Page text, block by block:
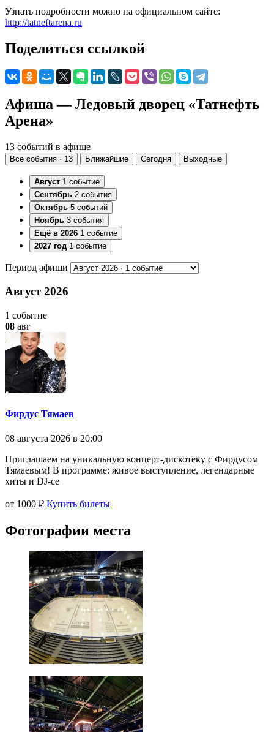
Узнать подробности можно на официальном сайте:
http://tatneftarena.ru
Поделиться ссылкой
Афиша — Ледовый дворец «Татнефть
Арена»
13 событий в афише
Все события · 13 Ближайшие Сегодня Выходные
Август 1 событие
Сентябрь 2 события
Октябрь 5 событий
Ноябрь 3 события
Ещё в 2026 1 событие
2027 год 1 событие
Период афиши
Август 2026
1 событие
08 авг
Фирдус Тямаев
08 августа 2026 в 20:00
Приглашаем на уникальную концерт‑дискотеку с Фирдусом
Тямаевым! В программе: живое выступление, легендарные
хиты и DJ‑се
от 1000 ₽ Купить билеты
Фотографии места